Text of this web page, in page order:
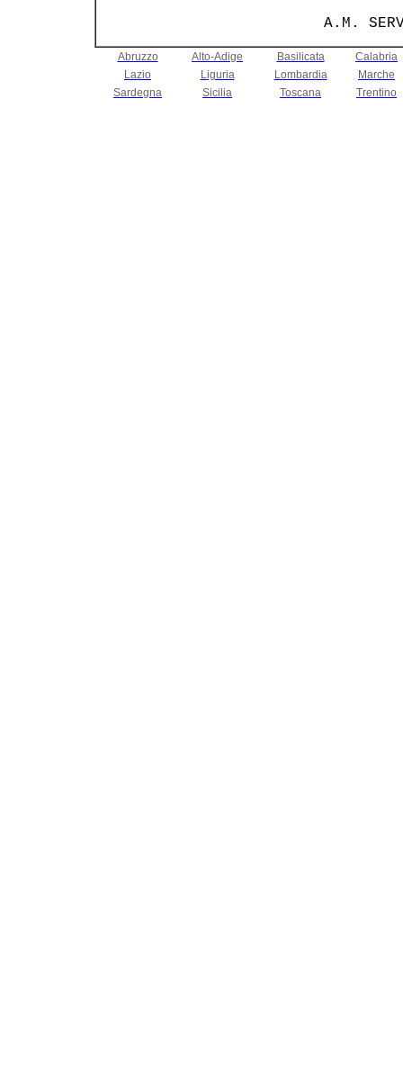
Abruzzo Alto-Adige Basilicata
Calabria
Lazio
Liguria Lombardia
Marche
Sardegna
Sicilia Toscana Trentino